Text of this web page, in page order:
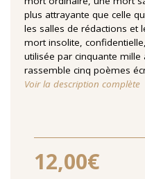
plus attrayante que celle
les salles de rédactions et
mort insolite,
utilisée par cinquante
rassemble cinq poèmes
Voir la description complète
12,00€